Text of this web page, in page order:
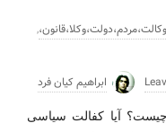
,
ابراهیم کیان فرد
آیا کفالت سیاسی